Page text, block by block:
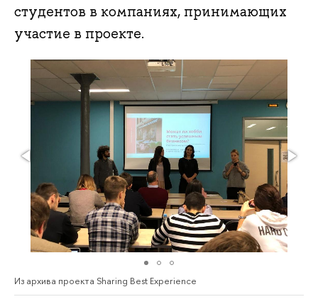
студентов в компаниях, принимающих
участие в проекте.
Из архива проекта Sharing Best Experience